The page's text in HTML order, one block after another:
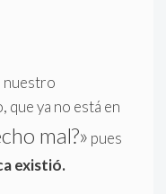
nuestro
que ya no está en
mal?» pues
existió.